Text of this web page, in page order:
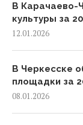
В Карачаево-
культуры за
12.01.2026
В Черкесске
площадки за
08.01.2026